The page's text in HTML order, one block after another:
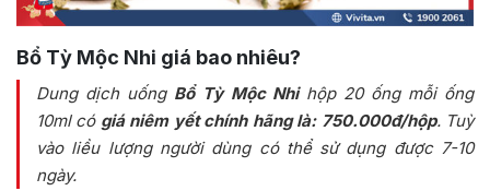
Bổ Tỳ Mộc Nhi giá bao nhiêu?
Dung dịch uống Bổ Tỳ Mộc Nhihộp 20 ống mỗi ống
10ml có giá niêm yết chính hãng là: 750.000đ/hộp. Tuỳ
vào liều lượng người dùng có thể sử dụng được 7-10
ngày.